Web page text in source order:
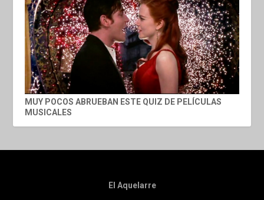
MUY POCOS ABRUEBAN ESTE QUIZ DE PELÍCULAS
MUSICALES
El Aquelarre